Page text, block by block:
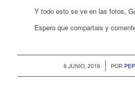
Y todo esto se ve en las fotos,
Espero que compartais y
6 JUNIO, 2016
/ POR